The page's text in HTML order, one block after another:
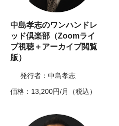
中島孝志のワンハンドレ
ッド倶楽部（Zoomライ
ブ視聴＋アーカイブ閲覧
版）
発行者：中島孝志
価格：13,200円/月（税込）